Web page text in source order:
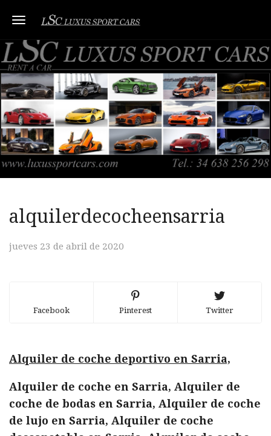
Toggle navigation
alquilerdecocheensarria
jueves 23 de abril de 2020
Facebook Pinterest Twitter
Alquiler de coche deportivo en Sarria,
Alquiler de coche en Sarria, Alquiler de
coche de bodas en Sarria, Alquiler de coche
de lujo en Sarria, Alquiler de coche